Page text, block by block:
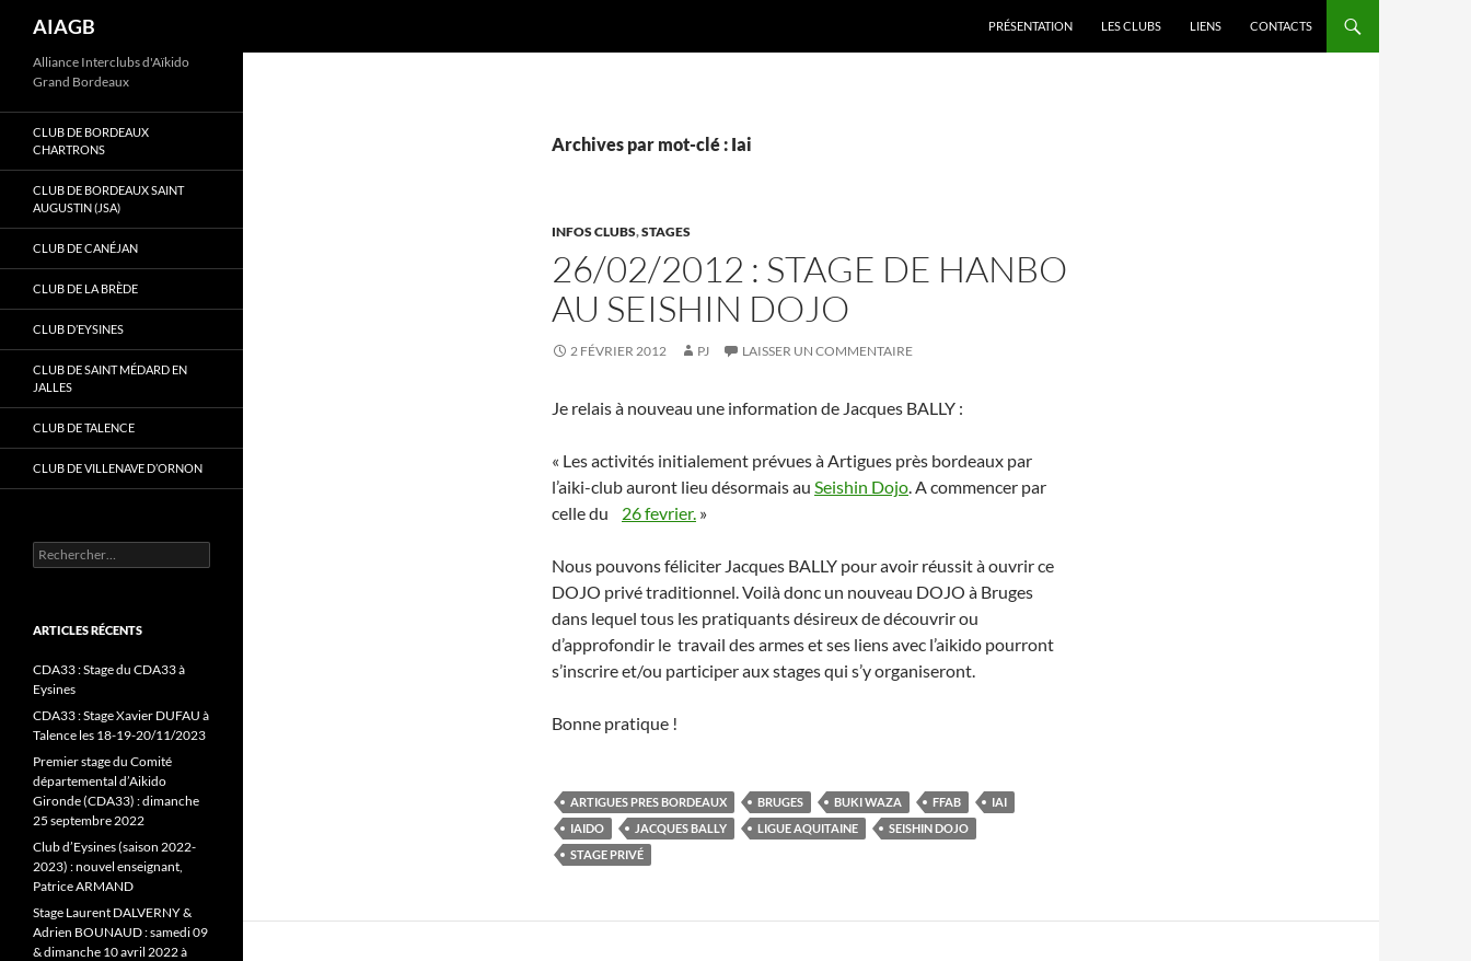
Aller
contenu
AIAGB PRÉSENTATION LES CLUBS LIENS CONTACTS
Archives par mot-clé : Iai
INFOS CLUBS,STAGES
26/02/2012 : STAGE DE HANBO
AU SEISHIN DOJO
2 FÉVRIER 2012 PJ LAISSER UN COMMENTAIRE
Je relais à nouveau une information de Jacques BALLY :
« Les activités initialement prévues à Artigues près bordeaux par
l’aiki-club auront lieu désormais au Seishin Dojo.A commencer par
celle du 26 fevrier. »
Nous pouvons féliciter Jacques BALLY pour avoir réussit à ouvrir ce
DOJO privé traditionnel. Voilà donc un nouveau DOJO à Bruges
dans lequel tous les pratiquants désireux de découvrir ou
d’approfondir le travail des armes et ses liens avec l’aikido pourront
s’inscrire et/ou participer aux stages qui s’y organiseront.
Bonne pratique !
ARTIGUES PRES BORDEAUX BRUGES BUKI WAZA FFAB
IAI
IAIDO
JACQUES BALLY LIGUE AQUITAINE
SEISHIN DOJO
STAGE PRIVÉ
Alliance Interclubs d'Aïkido
Grand Bordeaux
CLUB DE BORDEAUX
CHARTRONS
CLUB DE BORDEAUX SAINT
AUGUSTIN (JSA)
CLUB DE CANÉJAN
CLUB DE LA BRÈDE
CLUB D’EYSINES
CLUB DE SAINT MÉDARD EN
JALLES
CLUB DE TALENCE
CLUB DE VILLENAVE D’ORNON
Rechercher :
ARTICLES RÉCENTS
CDA33 : Stage du CDA33 à
Eysines
CDA33 : Stage Xavier DUFAU à
Talence les 18-19-20/11/2023
Premier stage du Comité
départemental d’Aikido
Gironde (CDA33) : dimanche
25 septembre 2022
Club d’Eysines (saison 2022-
2023) : nouvel enseignant,
Patrice ARMAND
Stage Laurent DALVERNY &
Adrien BOUNAUD : samedi 09
& dimanche 10 avril 2022 à